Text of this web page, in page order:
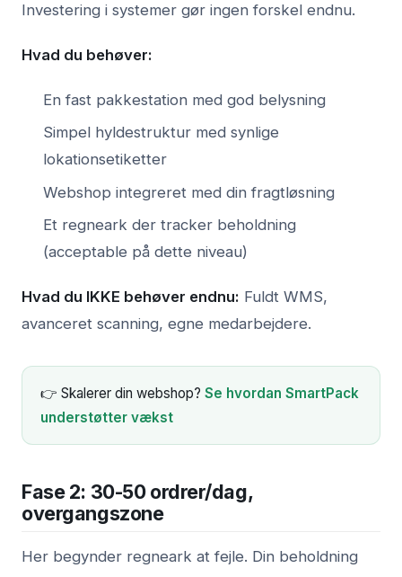
Investering i systemer gør ingen forskel endnu.
Hvad du behøver:
En fast pakkestation med god belysning
Simpel hyldestruktur med synlige
lokationsetiketter
Webshop integreret med din fragtløsning
Et regneark der tracker beholdning
(acceptable på dette niveau)
Hvad du IKKE behøver endnu: Fuldt WMS,
avanceret scanning, egne medarbejdere.
👉 Skalerer din webshop? Se hvordan SmartPack
understøtter vækst
Fase 2: 30-50 ordrer/dag,
overgangszone
Her begynder regneark at fejle. Din beholdning